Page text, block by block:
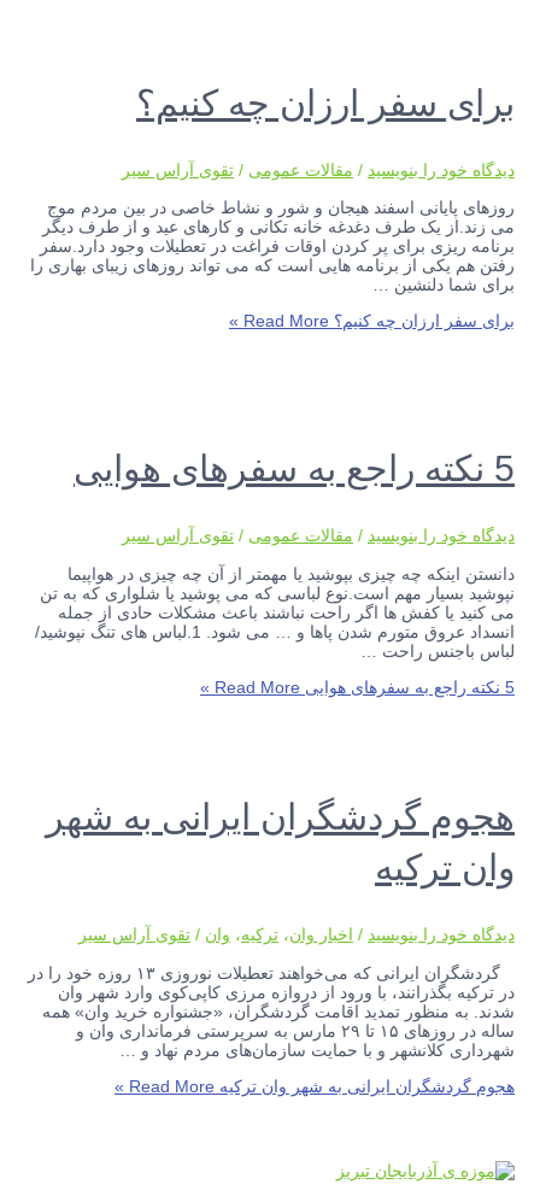
برای سفر ارزان چه کنیم؟
دیدگاه‌ خود را بنویسید / مقالات عمومی /تقوی آراس سیر
روزهای پایانی اسفند هیجان و شور و نشاط خاصی در بین مردم موج
می زند.از یک طرف دغدغه خانه تکانی و کارهای عید و از طرف دیگر
برنامه ریزی برای پر کردن اوقات فراغت در تعطیلات وجود دارد.سفر
رفتن هم یکی از برنامه هایی است که می تواند روزهای زیبای بهاری را
برای شما دلنشین …
برای سفر ارزان چه کنیم؟
5 نکته راجع به سفرهای هوایی
دیدگاه‌ خود را بنویسید / مقالات عمومی /تقوی آراس سیر
دانستن اینکه چه چیزی بپوشید یا مهمتر از آن چه چیزی در هواپیما
نپوشید بسیار مهم است.نوع لباسی که می پوشید یا شلواری که به تن
می کنید یا کفش ها اگر راحت نباشند باعث مشکلات حادی از جمله
انسداد عروق متورم شدن پاها و … می شود. 1.لباس های تنگ نپوشید/
لباس باجنس راحت …
5 نکته راجع به سفرهای هوایی
هجوم گردشگران ایرانی به شهر
وان ترکیه
دیدگاه‌ خود را بنویسید / اخبار وان،ترکیه، وان /تقوی آراس سیر
گردشگران ایرانی که می‌خواهند تعطیلات نوروزی ۱۳ روزه خود را در
در ترکیه بگذرانند، با ورود از دروازه مرزی کاپی‌کوی وارد شهر وان
شدند. به منظور تمدید اقامت گردشگران، «جشنواره خرید وان» همه
ساله در روز‌های ۱۵ تا ۲۹ مارس به سرپرستی فرمانداری وان و
شهرداری کلانشهر و با حمایت سازمان‌های مردم نهاد و …
هجوم گردشگران ایرانی به شهر وان ترکیه